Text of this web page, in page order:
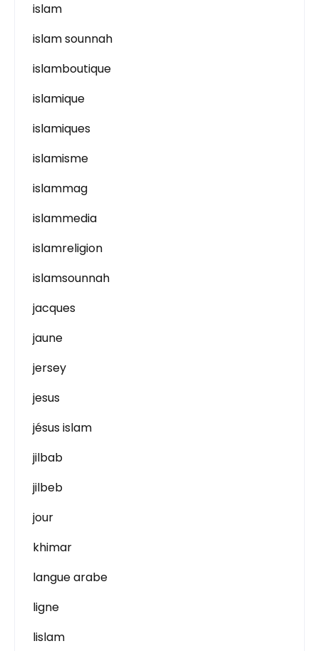
islam
islam sounnah
islamboutique
islamique
islamiques
islamisme
islammag
islammedia
islamreligion
islamsounnah
jacques
jaune
jersey
jesus
jésus islam
jilbab
jilbeb
jour
khimar
langue arabe
ligne
lislam